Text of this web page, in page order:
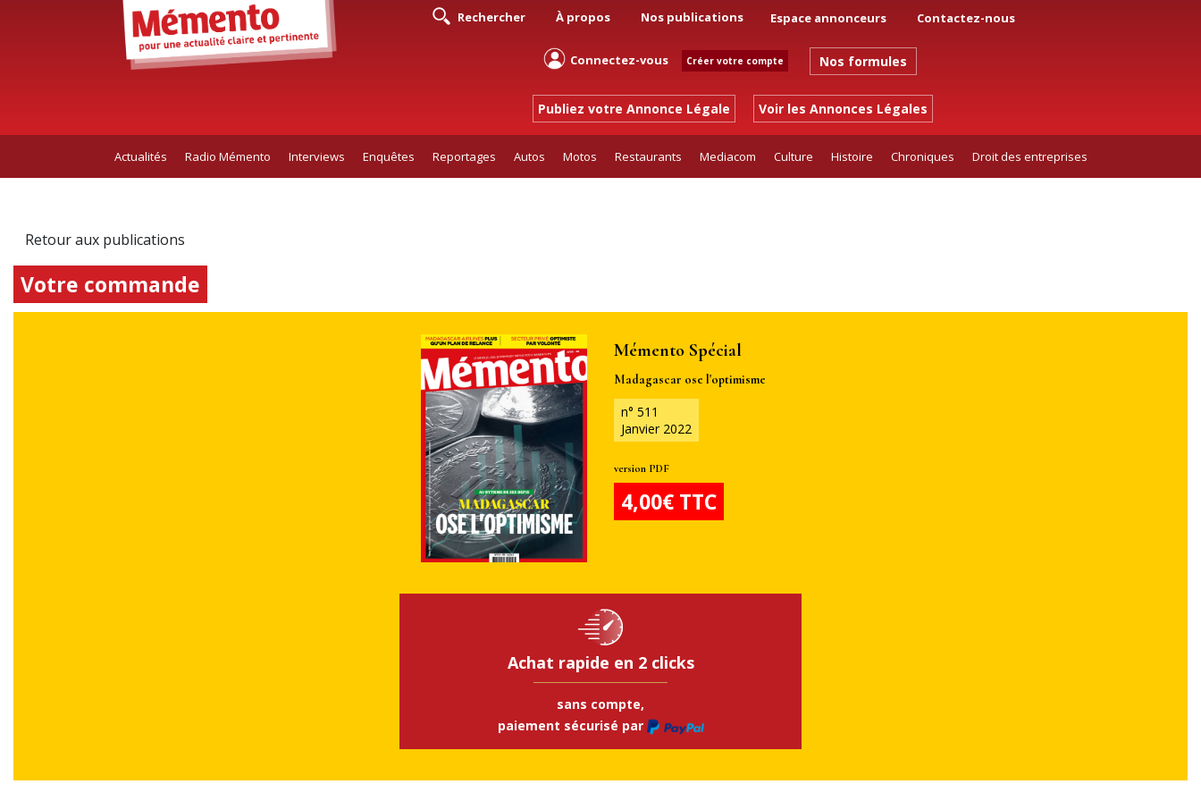
Rechercher À propos Nos publications Espace annonceurs Contactez-nous
Connectez-vous Créer votre compte Nos formules
Publiez votre Annonce Légale Voir les Annonces Légales
Actualités Radio Mémento Interviews Enquêtes Reportages Autos Motos Restaurants Mediacom Culture Histoire Chroniques Droit des entreprises
Retour aux publications
Votre commande
Mémento Spécial
Madagascar ose l'optimisme
n° 511
Janvier 2022
version PDF
4,00€ TTC
Achat rapide en 2 clicks
sans compte,
paiement sécurisé par